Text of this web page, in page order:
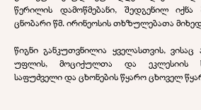
წერილის დამოწმებანი, შედგენილ
ცნობარი წმ. ირინეოსის თხზულებათა
წიგნი განკუთვნილია ყველასთვის,
უფლის, მოციქულთა და ეკლესიის
საფუძველი და ცხონების წყარო ცხოველ